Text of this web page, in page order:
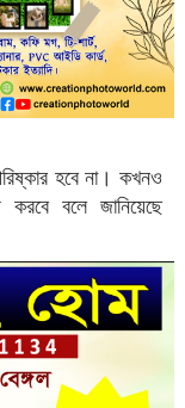
হবে না। কখনও
করবে বলে জানিয়েছে